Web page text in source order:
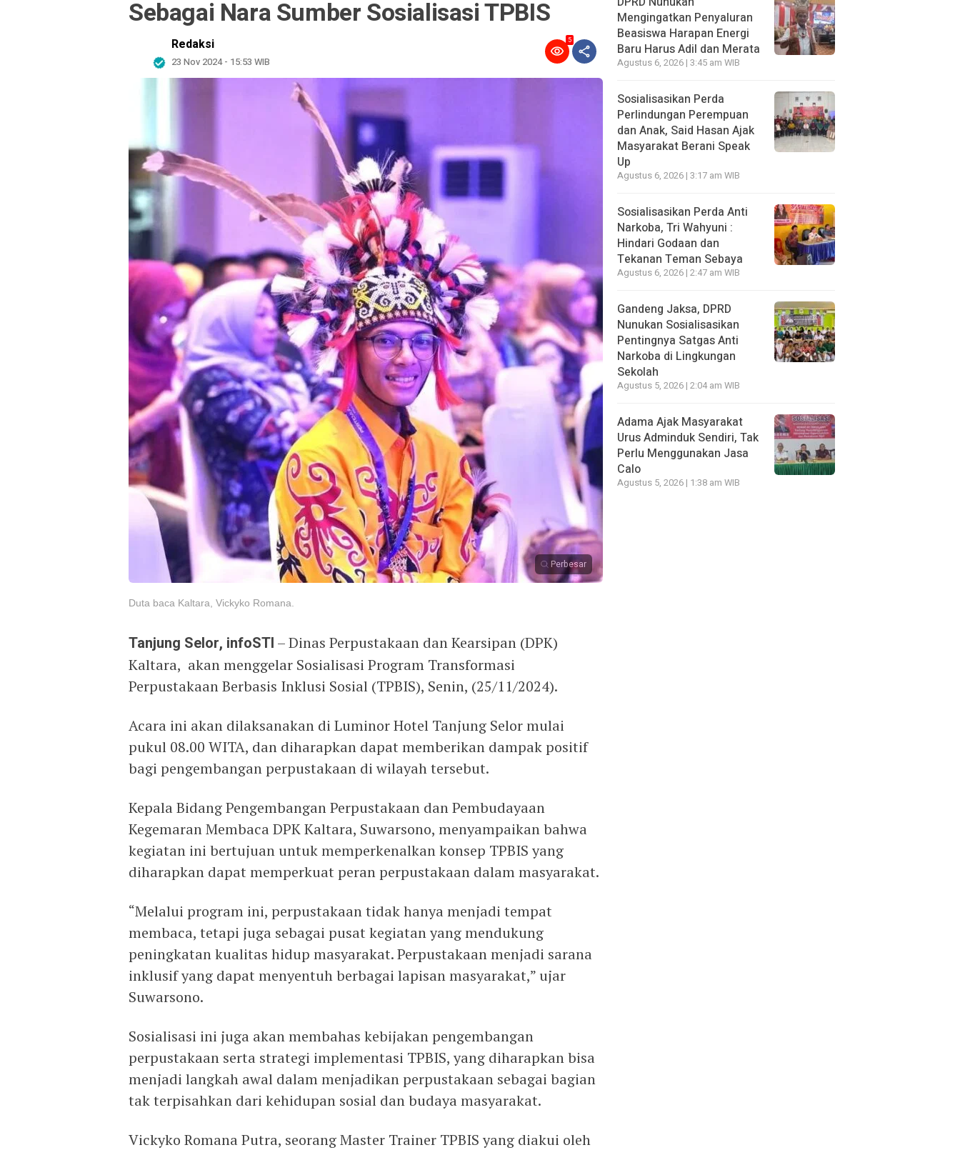
Sebagai Nara Sumber Sosialisasi TPBIS
Redaksi
23 Nov 2024 - 15:53 WIB
5
Perbesar
Duta baca Kaltara, Vickyko Romana.
Tanjung Selor, infoSTI – Dinas Perpustakaan dan Kearsipan (DPK)
Kaltara, akan menggelar Sosialisasi Program Transformasi
Perpustakaan Berbasis Inklusi Sosial (TPBIS), Senin, (25/11/2024).
Acara ini akan dilaksanakan di Luminor Hotel Tanjung Selor mulai
pukul 08.00 WITA, dan diharapkan dapat memberikan dampak positif
bagi pengembangan perpustakaan di wilayah tersebut.
Kepala Bidang Pengembangan Perpustakaan dan Pembudayaan
Kegemaran Membaca DPK Kaltara, Suwarsono, menyampaikan bahwa
kegiatan ini bertujuan untuk memperkenalkan konsep TPBIS yang
diharapkan dapat memperkuat peran perpustakaan dalam masyarakat.
“Melalui program ini, perpustakaan tidak hanya menjadi tempat
membaca, tetapi juga sebagai pusat kegiatan yang mendukung
peningkatan kualitas hidup masyarakat. Perpustakaan menjadi sarana
inklusif yang dapat menyentuh berbagai lapisan masyarakat,” ujar
Suwarsono.
Sosialisasi ini juga akan membahas kebijakan pengembangan
perpustakaan serta strategi implementasi TPBIS, yang diharapkan bisa
menjadi langkah awal dalam menjadikan perpustakaan sebagai bagian
tak terpisahkan dari kehidupan sosial dan budaya masyarakat.
Vickyko Romana Putra, seorang Master Trainer TPBIS yang diakui oleh
Mengingatkan Penyaluran
Beasiswa Harapan Energi
Baru Harus Adil dan Merata
Agustus 6, 2026 | 3:45 am WIB
Sosialisasikan Perda
Perlindungan Perempuan
dan Anak, Said Hasan Ajak
Masyarakat Berani Speak
Up
Agustus 6, 2026 | 3:17 am WIB
Sosialisasikan Perda Anti
Narkoba, Tri Wahyuni :
Hindari Godaan dan
Tekanan Teman Sebaya
Agustus 6, 2026 | 2:47 am WIB
Gandeng Jaksa, DPRD
Nunukan Sosialisasikan
Pentingnya Satgas Anti
Narkoba di Lingkungan
Sekolah
Agustus 5, 2026 | 2:04 am WIB
Adama Ajak Masyarakat
Urus Adminduk Sendiri, Tak
Perlu Menggunakan Jasa
Calo
Agustus 5, 2026 | 1:38 am WIB